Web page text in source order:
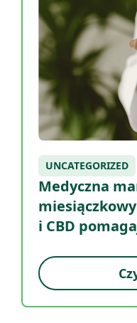
UNCATEGORIZED
Medyczna
miesiączkowy
i CBD